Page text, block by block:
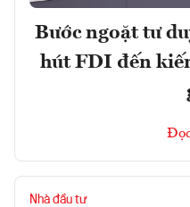
Bước ngoặt tư
hút FDI đến
Nhà đầu tư